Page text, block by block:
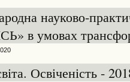
науково-
в умовах
Освіченість -